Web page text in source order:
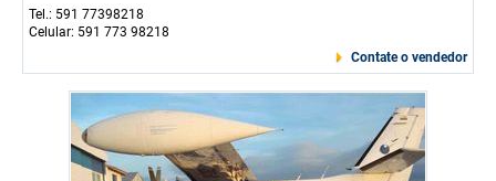
Tel.: 591 77398218
Celular: 591 773 98218
Contate o vendedor